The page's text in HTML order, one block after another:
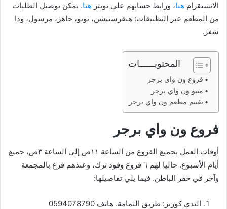
الانستقرام هنا، ورابط حسابهم على تويتر هنا. يمكن توصيل الطلبات
من المطعم عبر التطبيقات: هنقرستيشن، تويو، جاهز، مرسول، وذا
شفز.
المحتويــــــات
فروع ون واي برجر
منيو ون واي برجر
تقييم مطعم ون واي برجر
فروع ون واي برجر
أوقات العمل بجميع الفروع من الساعة ١١ص إلى الساعة ٣ص، جميع
أيام الأسبوع. حاليا لهم ٦ فروع وفود ترك، وعندهم فرع بالمجمعة
وآخر في حفر الباطن. فيما يلي تفاصيلها:
الندى كورنر: طريق الثمامة. هاتف 0594078790